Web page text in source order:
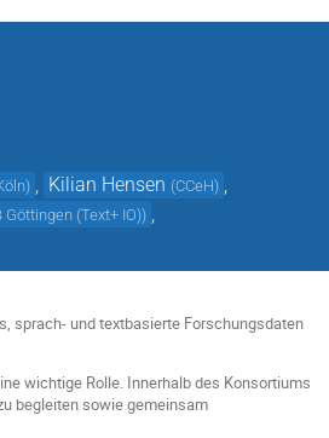
) Kilian Hensen (CCeH)
Göttingen (Text+ IO))
sprach- und textbasierte Forschungsdaten
wichtige Rolle. Innerhalb des Konsortiums
begleiten sowie gemeinsam